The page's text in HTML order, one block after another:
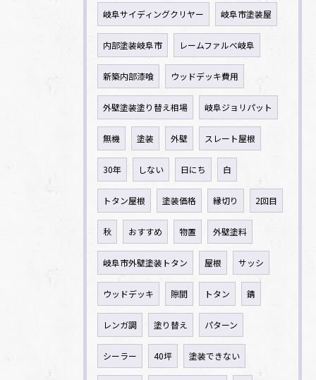
岐阜サイディングクリヤー 岐阜市塗装屋
内部塗装岐阜市 レームファルべ岐阜
新築内部漆喰 ウッドデッキ費用
外壁塗装塗り替え相場 岐阜ジョリパット
無機 塗装 外壁 スレート屋根
30年 しない 日にち 白
トタン屋根 塗装価格 縁切り 2回目
秋 おすすめ 物置 外壁塗料
岐阜市外壁塗装トタン 屋根 サッシ
ウッドデッキ 隙間 トタン 錆
レンガ調 塗り替え パターン
シーラー 40坪 塗装できない